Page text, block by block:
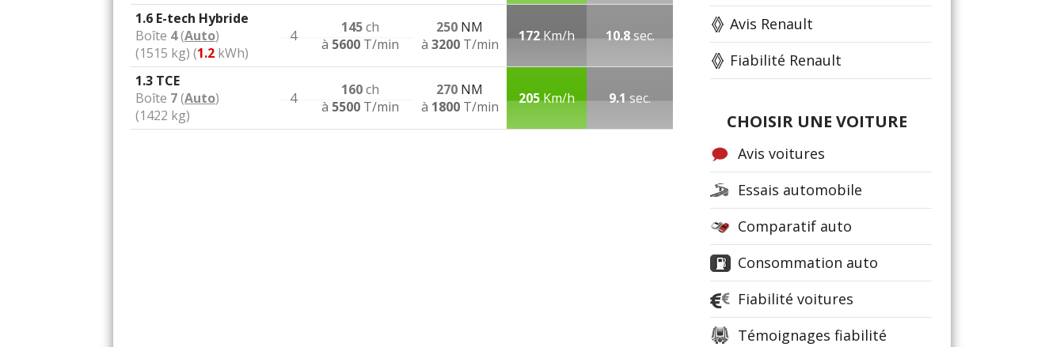
1.6 E-tech Hybride
Boîte 4(Auto)
(1515 kg) (1.2 kWh)
4 145ch
à 5600T/min
250 NM
à 3200T/min 172Km/h 10.8sec.
1.3 TCE
Boîte 7(Auto)
(1422 kg)
4 160ch
à 5500T/min
270 NM
à 1800T/min 205Km/h 9.1sec.
Avis Renault
Fiabilité Renault
CHOISIR UNE VOITURE
Avis voitures
Essais automobile
Comparatif auto
Consommation auto
Fiabilité voitures
Témoignages fiabilité